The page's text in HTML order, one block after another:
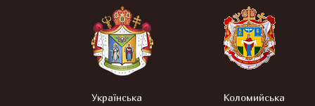
Українська
Коломийська